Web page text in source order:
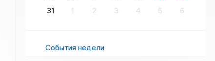
31
1 2 3 4 5 6
События недели